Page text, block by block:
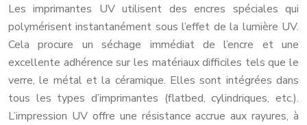
Les imprimantes UV utilisent des encres spéciales qui
polymérisent instantanément sous l’effet de la lumière UV.
Cela procure un séchage immédiat de l’encre et une
excellente adhérence sur les matériaux difficiles tels que le
verre, le métal et la céramique. Elles sont intégrées dans
tous les types d’imprimantes (flatbed, cylindriques, etc.).
L’impression UV offre une résistance accrue aux rayures, à